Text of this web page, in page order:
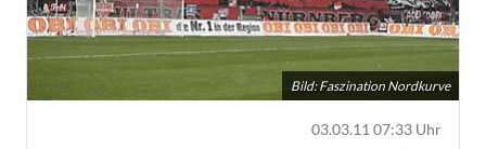
Bild: Faszination Nordkurve
03.03.11 07:33 Uhr